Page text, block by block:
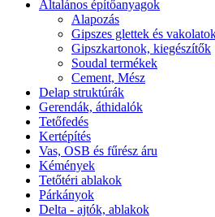
Általános építőanyagok
Alapozás
Gipszes glettek és
Gipszkartonok, kiegészítők
Soudal termékek
Cement, Mész
Delap struktúrák
Gerendák, áthidalók
Tetőfedés
Kertépítés
Vas, OSB és fűrész áru
Kémények
Tetőtéri ablakok
Párkányok
Delta - ajtók, ablakok